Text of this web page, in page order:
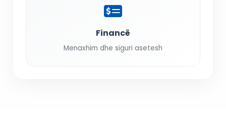
Financë
Menaxhim dhe siguri asetesh